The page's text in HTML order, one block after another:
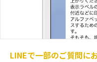
LINEで一部のご質問に